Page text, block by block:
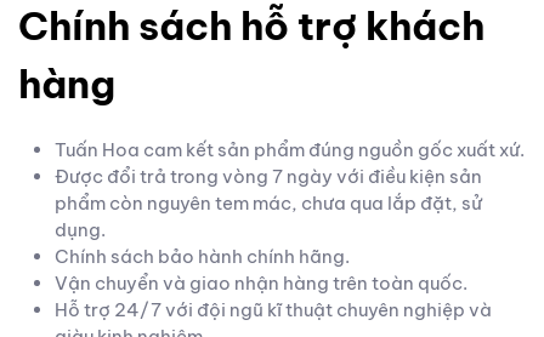
Chính sách hỗ trợ khách
hàng
Tuấn Hoa cam kết sản phẩm đúng nguồn gốc xuất xứ.
Được đổi trả trong vòng 7 ngày với điều kiện sản
phẩm còn nguyên tem mác, chưa qua lắp đặt, sử
dụng.
Chính sách bảo hành chính hãng.
Vận chuyển và giao nhận hàng trên toàn quốc.
Hỗ trợ 24/7 với đội ngũ kĩ thuật chuyên nghiệp và